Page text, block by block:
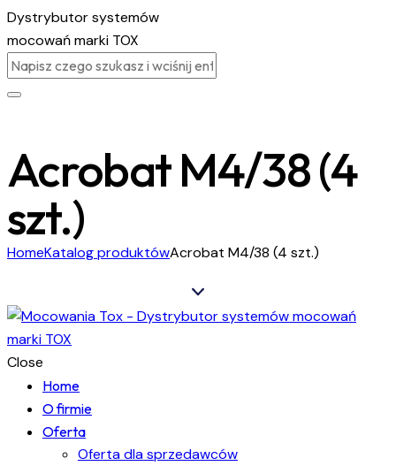
Acrobat M4/38 (4
szt.)
HomeKatalog produktówAcrobat M4/38 (4 szt.)
Close
Home
O firmie
Oferta
Oferta dla sprzedawców